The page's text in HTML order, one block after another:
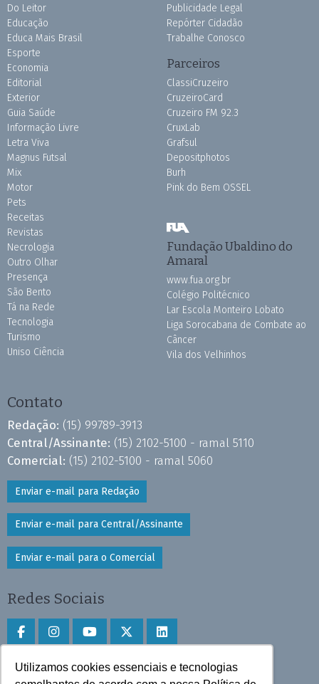
Utilizamos cookies essenciais e tecnologias
Do Leitor
Educação
Educa Mais Brasil
Esporte
Economia
Editorial
Exterior
Guia Saúde
Informação Livre
Letra Viva
Magnus Futsal
Mix
Motor
Pets
Receitas
Revistas
Necrologia
Outro Olhar
Presença
São Bento
Tá na Rede
Tecnologia
Turismo
Uniso Ciência
Publicidade Legal
Repórter Cidadão
Trabalhe Conosco
Parceiros
ClassiCruzeiro
CruzeiroCard
Cruzeiro FM 92.3
CruxLab
Grafsul
Depositphotos
Burh
Pink do Bem OSSEL
Fundação Ubaldino do
Amaral
www.fua.org.br
Colégio Politécnico
Lar Escola Monteiro Lobato
Liga Sorocabana de Combate ao
Câncer
Vila dos Velhinhos
Contato
Redação: (15) 99789-3913
Central/Assinante: (15) 2102-5100 - ramal 5110
Comercial: (15) 2102-5100 - ramal 5060
Enviar e-mail para Redação
Enviar e-mail para Central/Assinante
Enviar e-mail para o Comercial
Redes Sociais
Faça download do aplicativo